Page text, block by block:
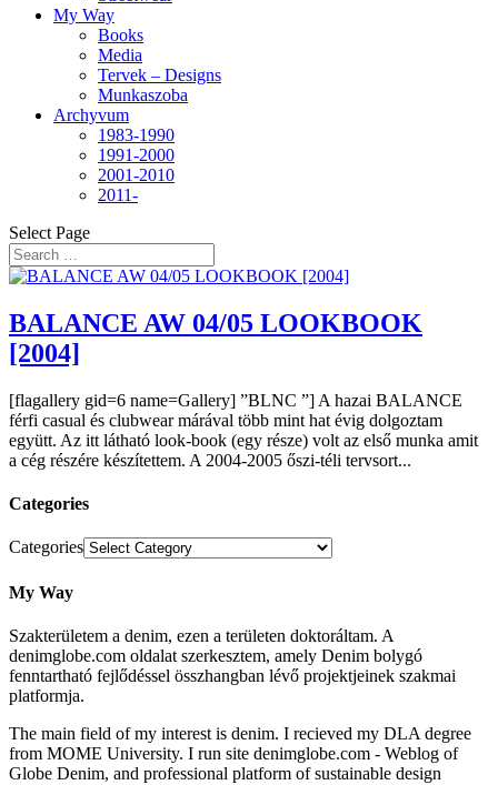
My Way
Books
Media
Tervek – Designs
Munkaszoba
Archyvum
1983-1990
1991-2000
2001-2010
2011-
Select Page
BALANCE AW 04/05 LOOKBOOK
[2004]
[flagallery gid=6 name=Gallery] ”BLNC ”] A hazai BALANCE
férfi casual és clubwear márával több mint hat évig dolgoztam
együtt. Az itt látható look-book (egy része) volt az első munka amit
a cég részére készítettem. A 2004-2005 őszi-téli tervsort...
Categories
Categories
My Way
Szakterületem a denim, ezen a területen doktoráltam. A
denimglobe.com oldalat szerkesztem, amely Denim bolygó
fenntartható fejlődéssel összhangban lévő projektjeinek szakmai
platformja.
The main field of my interest is denim. I recieved my DLA degree
from MOME University. I run site denimglobe.com - Weblog of
Globe Denim, and professional platform of sustainable design